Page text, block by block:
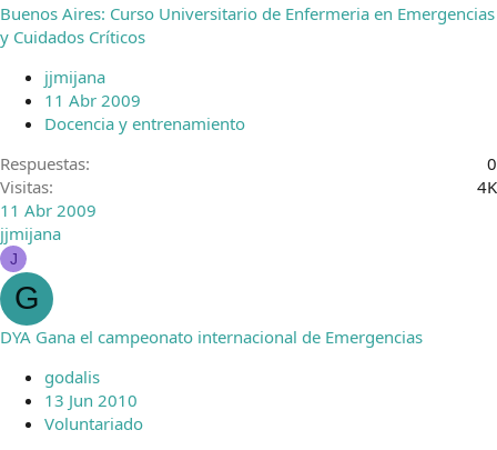
r
r
d
o
Buenos Aires: Curso Universitario de Enfermeria en Emergencias
y Cuidados Críticos
jjmijana
11 Abr 2009
Docencia y entrenamiento
Respuestas
0
Visitas
4K
11 Abr 2009
jjmijana
J
G
DYA Gana el campeonato internacional de Emergencias
godalis
13 Jun 2010
Voluntariado